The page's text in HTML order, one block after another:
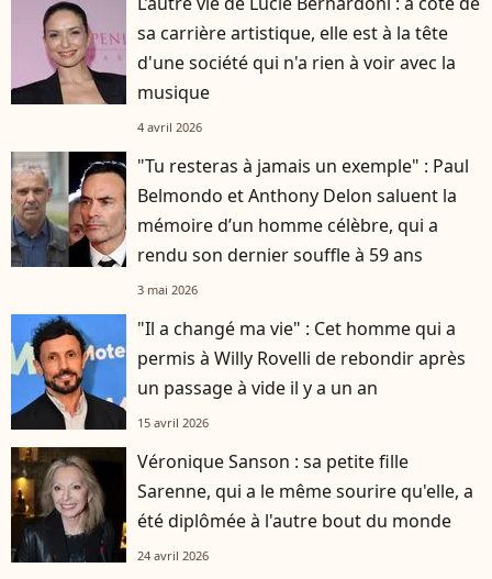
sa carrière artistique, elle est à la tête
d'une société qui n'a rien à voir avec la
musique
4 avril 2026
"Tu resteras à jamais un exemple" : Paul
Belmondo et Anthony Delon saluent la
mémoire d’un homme célèbre, qui a
rendu son dernier souffle à 59 ans
3 mai 2026
"Il a changé ma vie" : Cet homme qui a
permis à Willy Rovelli de rebondir après
un passage à vide il y a un an
15 avril 2026
Véronique Sanson : sa petite fille
Sarenne, qui a le même sourire qu'elle, a
été diplômée à l'autre bout du monde
24 avril 2026